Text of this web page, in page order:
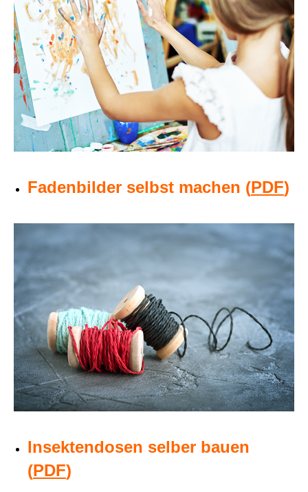
Fadenbilder selbst machen (PDF)
Insektendosen selber bauen
(PDF)